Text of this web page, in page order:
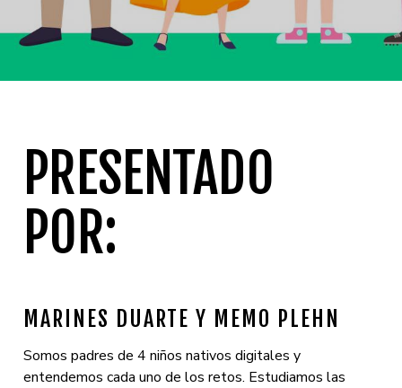
PRESENTADO
POR:
MARINES DUARTE Y MEMO PLEHN
Somos padres de 4 niños nativos digitales y
entendemos cada uno de los retos. Estudiamos las